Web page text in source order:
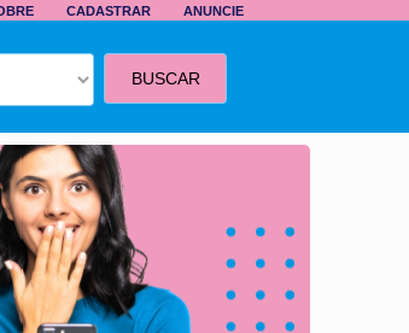
CADASTRAR ANUNCIE